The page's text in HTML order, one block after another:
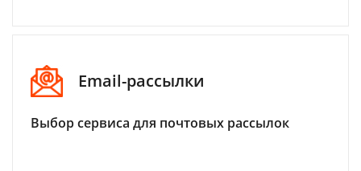
Email-рассылки
Выбор сервиса для почтовых рассылок